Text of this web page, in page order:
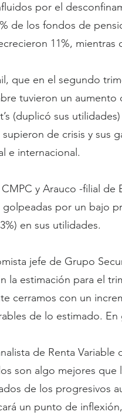
por el
de los fondos de
11%,
que en el segundo
tuvieron un aumento
(duplicó sus
de crisis y sus
e internacional.
y Arauco -filial
por un bajo
en sus utilidades.
jefe de Grupo
la estimación para el
cerramos con un
de lo estimado. En
de Renta
son algo mejores
de los progresivos
un punto de